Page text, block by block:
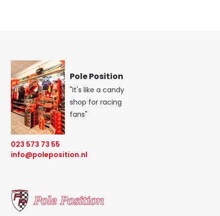
Pole Position
"It's like a candy
shop for racing
fans"
023 573 73 55
info@poleposition.nl